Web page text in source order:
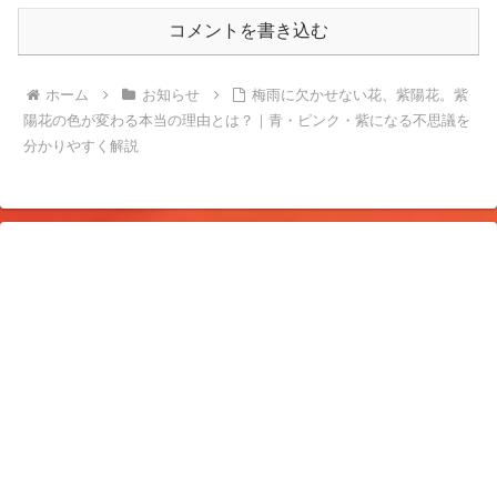
コメントを書き込む
ホーム お知らせ
梅雨に欠かせない花、紫陽花。紫
陽花の色が変わる本当の理由とは？｜青・ピンク・紫になる不思議を
分かりやすく解説